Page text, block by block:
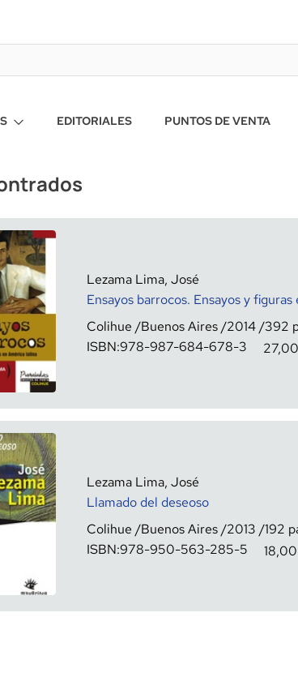
EDITORIALES PUNTOS DE VENTA
Lezama Lima, José
Ensayos barrocos. Ensayos y
Colihue
Buenos Aires 2014 392
ISBN:978-987-684-678-3 27,00
Lezama Lima, José
Llamado del deseoso
Colihue
Buenos Aires 2013 192
ISBN:978-950-563-285-5 18,00